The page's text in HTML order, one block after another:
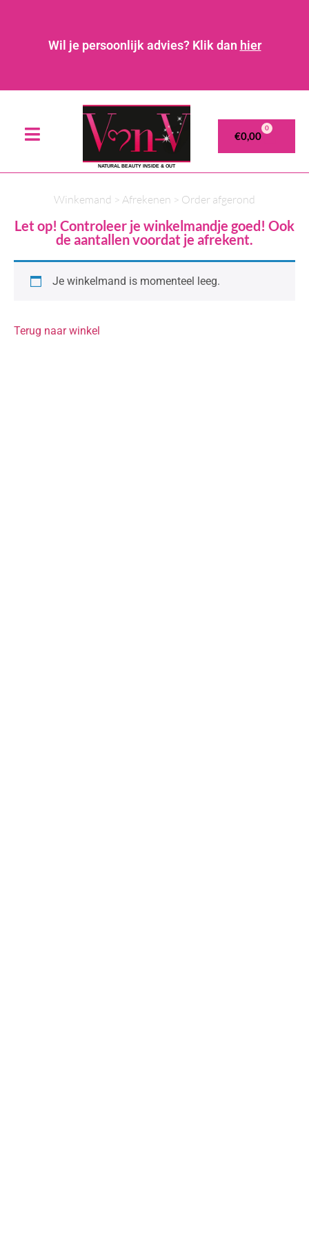
Wil je persoonlijk advies? Klik dan hier
NATURAL BEAUTY INSIDE & OUT
€0,00
0
Winkemand > Afrekenen > Order afgerond
Let op! Controleer je winkelmandje goed! Ook
de aantallen voordat je afrekent.
Je winkelmand is momenteel leeg.
Terug naar winkel